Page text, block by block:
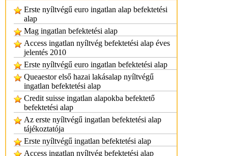
Erste nyíltvégű euro ingatlan alap befektetési
alap
Mag ingatlan befektetési alap
Access ingatlan nyíltvég befektetési alap éves
jelentés 2010
Erste nyíltvégű euro ingatlan befektetési alap
Queaestor első hazai lakásalap nyíltvégű
ingatlan befektetési alap
Credit suisse ingatlan alapokba befektető
befektetési alap
Az erste nyíltvégű ingatlan befektetési alap
tájékoztatója
Erste nyíltvégű ingatlan befektetési alap
Access ingatlan nyíltvég befektetési alap